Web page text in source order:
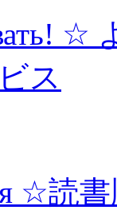
☆
ス
☆読